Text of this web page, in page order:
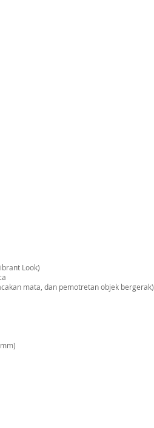
Look)
mata, dan pemotretan objek bergerak)